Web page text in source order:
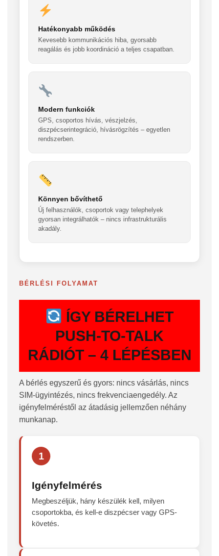
Hatékonyabb működés
Kevesebb kommunikációs hiba, gyorsabb
reagálás és jobb koordináció a teljes csapatban.
Modern funkciók
GPS, csoportos hívás, vészjelzés,
diszpécserintegráció, hívásrögzítés – egyetlen
rendszerben.
Könnyen bővíthető
Új felhasználók, csoportok vagy telephelyek
gyorsan integrálhatók – nincs infrastrukturális
akadály.
BÉRLÉSI FOLYAMAT
ÍGY BÉRELHET
PUSH-TO-TALK
RÁDIÓT – 4 LÉPÉSBEN
A bérlés egyszerű és gyors: nincs vásárlás, nincs
SIM-ügyintézés, nincs frekvenciaengedély. Az
igényfelméréstől az átadásig jellemzően néhány
munkanap.
1
Igényfelmérés
Megbeszéljük, hány készülék kell, milyen
csoportokba, és kell-e diszpécser vagy GPS-
követés.